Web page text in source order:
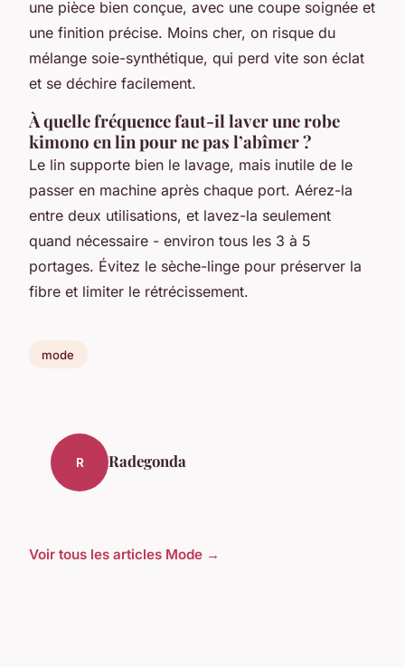
une pièce bien conçue, avec une coupe soignée et
une finition précise. Moins cher, on risque du
mélange soie-synthétique, qui perd vite son éclat
et se déchire facilement.
À quelle fréquence faut-il laver une robe
kimono en lin pour ne pas l’abîmer ?
Le lin supporte bien le lavage, mais inutile de le
passer en machine après chaque port. Aérez-la
entre deux utilisations, et lavez-la seulement
quand nécessaire - environ tous les 3 à 5
portages. Évitez le sèche-linge pour préserver la
fibre et limiter le rétrécissement.
mode
R Radegonda
Voir tous les articles Mode →